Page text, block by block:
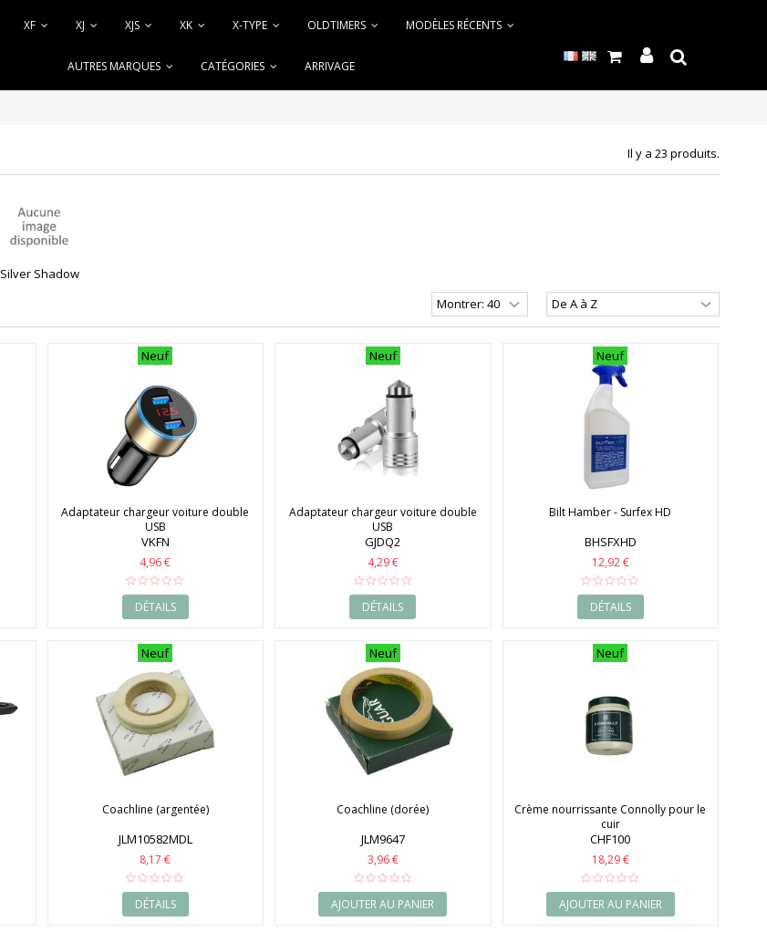
XF XJ XJS XK X-TYPE OLDTIMERS MODÈLES RÉCENTS
AUTRES MARQUES CATÉGORIES ARRIVAGE
Il y a 23 produits.
Silver Shadow
Neuf
Adaptateur chargeur voiture double
USB
VKFN
4,96 €
DÉTAILS
Neuf
Adaptateur chargeur voiture double
USB
GJDQ2
4,29 €
DÉTAILS
Neuf
Bilt Hamber - Surfex HD
BHSFXHD
12,92 €
DÉTAILS
Neuf
Coachline (argentée)
JLM10582MDL
8,17 €
DÉTAILS
Neuf
Coachline (dorée)
JLM9647
3,96 €
AJOUTER AU PANIER
Neuf
Crème nourrissante Connolly pour le
cuir
CHF100
18,29 €
AJOUTER AU PANIER